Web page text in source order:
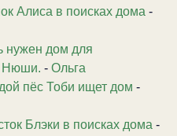
Алиса в поисках дома -
нужен дом для
Нюши. - Ольга
пёс Тоби ищет дом -
Блэки в поисках дома -